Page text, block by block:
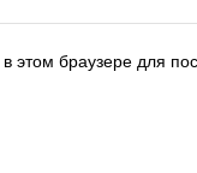
этом браузере для